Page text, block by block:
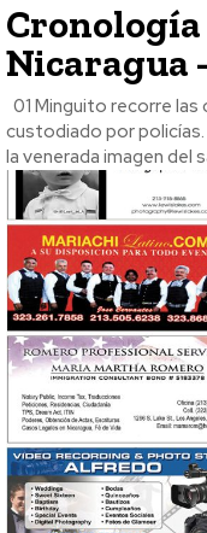
Cronología
Nicaragua
custodiado por policías. Un fuerte cordón policial custodia
la venerada imagen del